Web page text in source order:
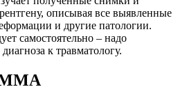
описывая все выявленные
и другие патологии.
самостоятельно – надо
к травматологу.